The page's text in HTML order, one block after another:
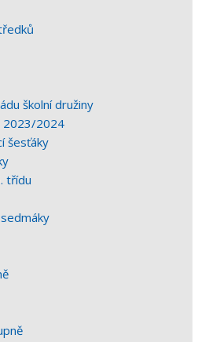
školní družiny
2023/2024
šesťáky
třídu